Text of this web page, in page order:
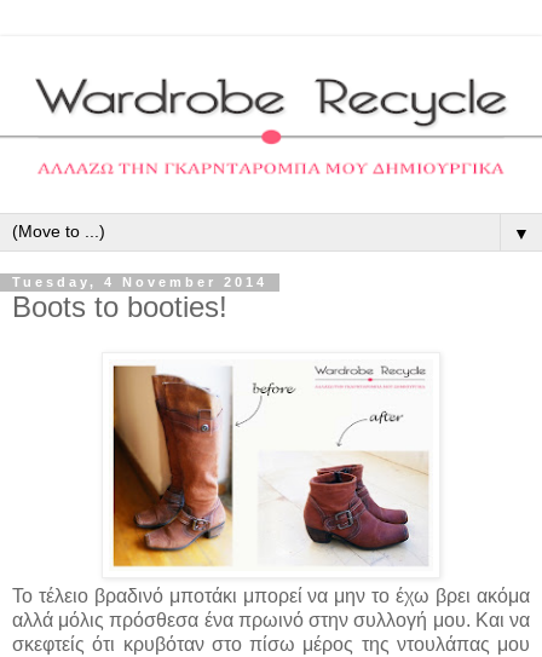
▼
Tuesday, 4 November 2014
Boots to booties!
Το τέλειο βραδινό μποτάκι μπορεί να μην το έχω βρει ακόμα
αλλά μόλις πρόσθεσα ένα πρωινό στην συλλογή μου. Και να
σκεφτείς ότι κρυβόταν στο πίσω μέρος της ντουλάπας μου